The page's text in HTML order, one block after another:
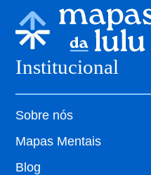
Institucional
Sobre nós
Mapas Mentais
Blog